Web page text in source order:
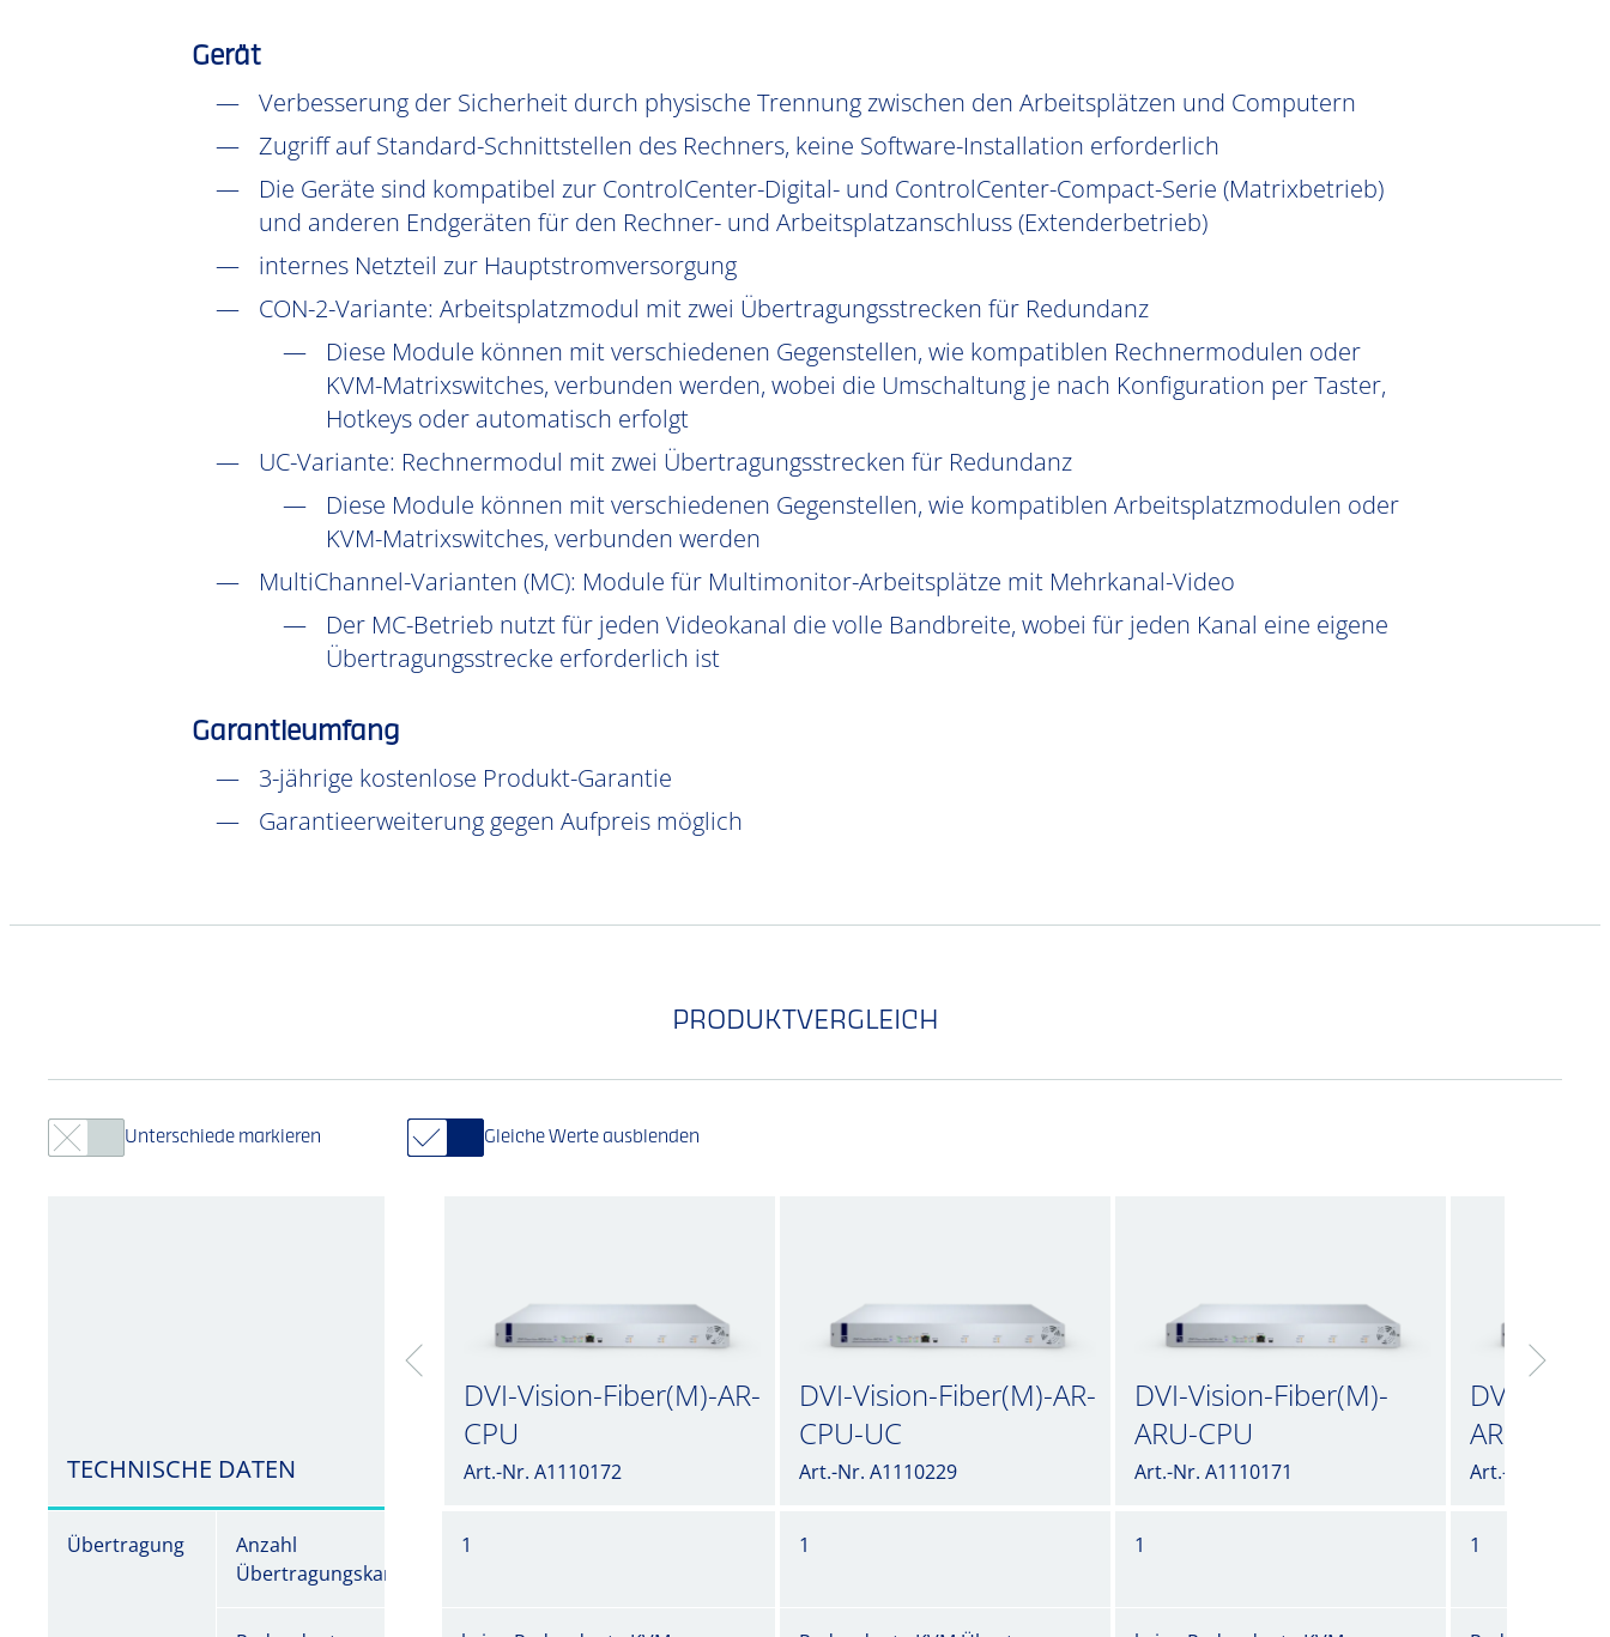
Gerät
Verbesserung der Sicherheit durch physische Trennung zwischen den Arbeitsplätzen und Computern
Zugriff auf Standard-Schnittstellen des Rechners, keine Software-Installation erforderlich
Die Geräte sind kompatibel zur ControlCenter-Digital- und ControlCenter-Compact-Serie (Matrixbetrieb)
und anderen Endgeräten für den Rechner- und Arbeitsplatzanschluss (Extenderbetrieb)
internes Netzteil zur Hauptstromversorgung
CON-2-Variante: Arbeitsplatzmodul mit zwei Übertragungsstrecken für Redundanz
Diese Module können mit verschiedenen Gegenstellen, wie kompatiblen Rechnermodulen oder
KVM-Matrixswitches, verbunden werden, wobei die Umschaltung je nach Konfiguration per Taster,
Hotkeys oder automatisch erfolgt
UC-Variante: Rechnermodul mit zwei Übertragungsstrecken für Redundanz
Diese Module können mit verschiedenen Gegenstellen, wie kompatiblen Arbeitsplatzmodulen oder
KVM-Matrixswitches, verbunden werden
MultiChannel-Varianten (MC): Module für Multimonitor-Arbeitsplätze mit Mehrkanal-Video
Der MC-Betrieb nutzt für jeden Videokanal die volle Bandbreite, wobei für jeden Kanal eine eigene
Übertragungsstrecke erforderlich ist
Garantieumfang
3-jährige kostenlose Produkt-Garantie
Garantieerweiterung gegen Aufpreis möglich
PRODUKTVERGLEICH
Unterschiede markieren Gleiche Werte ausblenden
TECHNISCHE DATEN
DVI-Vision-Fiber(M)-AR-
CPU
Art.-Nr. A1110172
DVI-Vision-Fiber(M)-AR-
CPU-UC
Art.-Nr. A1110229
DVI-Vision-Fiber(M)-
ARU-CPU
Art.-Nr. A1110171
DVI-
ARU-CPU-
Art.-Nr.
Übertragung
Anzahl
Übertragungskanäle
1 1 1 1